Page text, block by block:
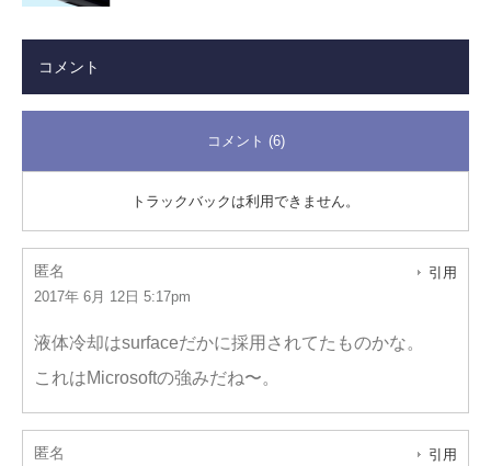
コメント
コメント (6)
トラックバックは利用できません。
匿名
2017年 6月 12日 5:17pm
引用
液体冷却はsurfaceだかに採用されてたものかな。
これはMicrosoftの強みだね〜。
匿名 引用